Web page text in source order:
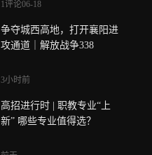
1评论06-18
争夺城西高地，打开襄阳进
攻通道｜解放战争338
3小时前
高招进行时 | 职教专业“上
新” 哪些专业值得选？